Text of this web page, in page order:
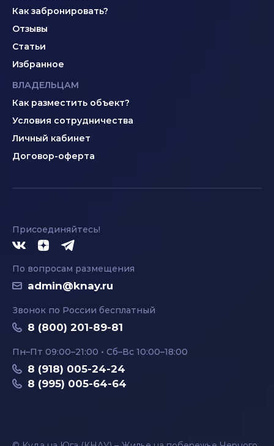
Как забронировать?
Отзывы
Статьи
Избранное
ВЛАДЕЛЬЦАМ
Как разместить объект?
Условия сотрудничества
Личный кабинет
Договор-оферта
Присоединяйтесь!
По вопросам размещения
admin@knay.ru
Звонок по России бесплатный
8 (800) 201-89-81
Пн–Пт 09:00–21:00 • Сб–Вс 10:00–18:00
8 (918) 005-24-24
8 (995) 005-64-64